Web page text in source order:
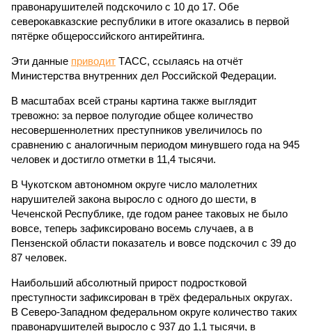
правонарушителей подскочило с 10 до 17. Обе
северокавказские республики в итоге оказались в первой
пятёрке общероссийского антирейтинга.
Эти данные приводит ТАСС, ссылаясь на отчёт
Министерства внутренних дел Российской Федерации.
В масштабах всей страны картина также выглядит
тревожно: за первое полугодие общее количество
несовершеннолетних преступников увеличилось по
сравнению с аналогичным периодом минувшего года на 945
человек и достигло отметки в 11,4 тысячи.
В Чукотском автономном округе число малолетних
нарушителей закона выросло с одного до шести, в
Чеченской Республике, где годом ранее таковых не было
вовсе, теперь зафиксировано восемь случаев, а в
Пензенской области показатель и вовсе подскочил с 39 до
87 человек.
Наибольший абсолютный прирост подростковой
преступности зафиксирован в трёх федеральных округах.
В Северо-Западном федеральном округе количество таких
правонарушителей выросло с 937 до 1,1 тысячи, в